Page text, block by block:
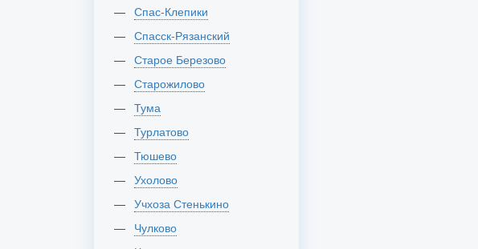
Спас-Клепики
Спасск-Рязанский
Старое Березово
Старожилово
Тума
Турлатово
Тюшево
Ухолово
Учхоза Стенькино
Чулково